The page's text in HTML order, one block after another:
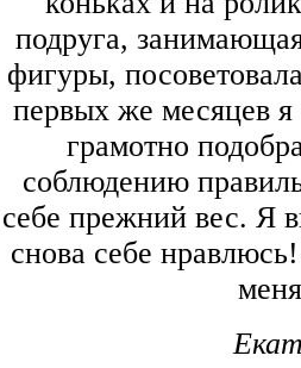
подруга,
фигуры,
первых же месяцев я
грамотно
соблюдению
себе прежний вес. Я
снова себе